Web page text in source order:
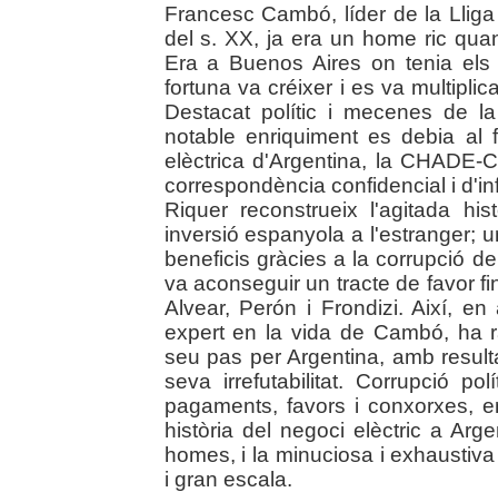
Francesc Cambó, líder de la
del s. XX, ja era un home ric
Era a Buenos Aires on tenia
fortuna va créixer i es va
Destacat polític i mecenes de
notable enriquiment es debia al
elèctrica d'Argentina, la CHADE-
correspondència confidencial i
Riquer reconstrueix l'agitada
inversió espanyola a l'estranger;
beneficis gràcies a la corrupció
va aconseguir un tracte de favor
Alvear, Perón i Frondizi. Així,
expert en la vida de Cambó, ha
seu pas per Argentina, amb
seva irrefutabilitat. Corrupció
pagaments, favors i conxorxes,
història del negoci elèctric a
homes, i la minuciosa i
i gran escala.